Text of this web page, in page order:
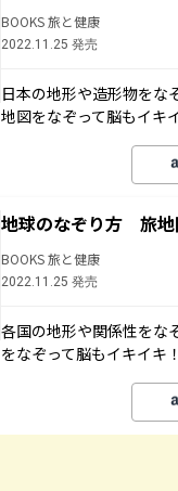
BOOKS 旅と健康
2022.11.25 発売
日本の地形や造形物をな
地図をなぞって脳もイキ
地球のなぞり方 旅
BOOKS 旅と健康
2022.11.25 発売
各国の地形や関係性をな
をなぞって脳もイキイキ！